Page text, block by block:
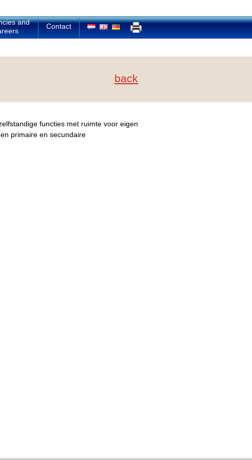
and
Contact
back
functies met ruimte voor eigen
primaire en secundaire